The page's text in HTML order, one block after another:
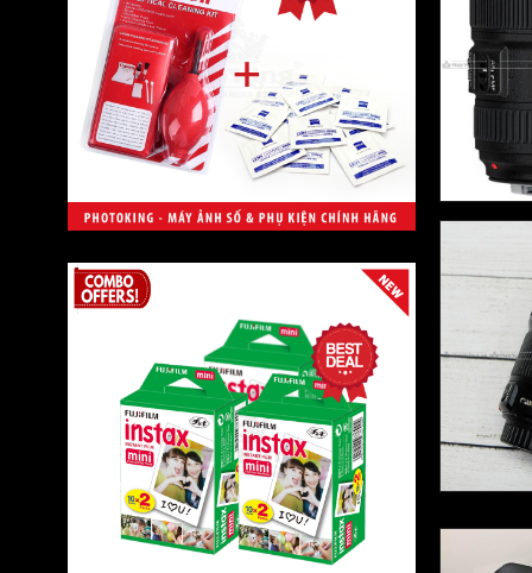
Peakdesign
MeFOTO
Manfrotto
Pentax
GoPro
Newmowa
Ravpower
Discover
7Artisans
Wacom
RAVpower
Vanguard